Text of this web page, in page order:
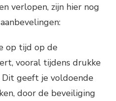
verlopen, zijn hier nog
op tijd op de
vooral tijdens drukke
Dit geeft je voldoende
door de beveiliging